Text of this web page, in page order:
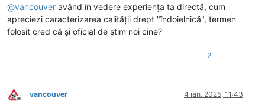
@vancouver având în vedere experiența ta directă, cum
apreciezi caracterizarea calității drept "îndoielnică", termen
folosit cred că și oficial de știm noi cine?
2
Deconectat
vancouver 4 ian. 2025, 11:43